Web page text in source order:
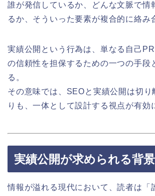
誰が発信しているか、どんな文脈で情
るか、そういった要素が複合的に絡み
実績公開という行為は、単なる自己
の信頼性を担保するための一つの手段
る。
その意味では、SEOと実績公開は切り
りも、一体として設計する視点が有効
実績公開が求められる背景
情報が溢れる現代において、読者は「